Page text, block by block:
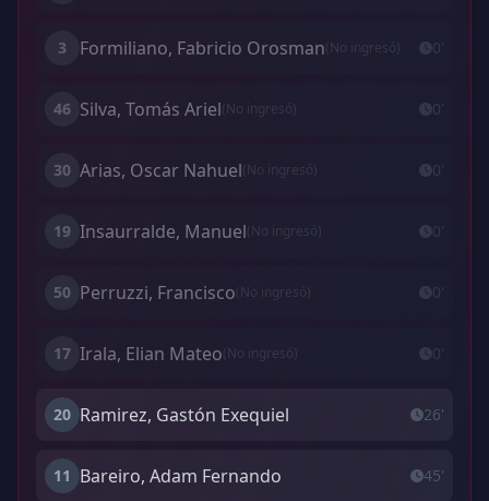
3 Formiliano, Fabricio Orosman(No ingresó) 0'
46 Silva, Tomás Ariel(No ingresó) 0'
30 Arias, Oscar Nahuel(No ingresó) 0'
19 Insaurralde, Manuel(No ingresó) 0'
50 Perruzzi, Francisco(No ingresó) 0'
17 Irala, Elian Mateo(No ingresó) 0'
20 Ramirez, Gastón Exequiel 26'
11 Bareiro, Adam Fernando 45'